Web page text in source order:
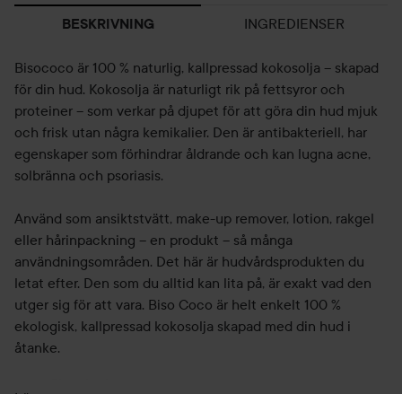
BESKRIVNING INGREDIENSER
Bisococo är 100 % naturlig, kallpressad kokosolja – skapad
för din hud. Kokosolja är naturligt rik på fettsyror och
proteiner – som verkar på djupet för att göra din hud mjuk
och frisk utan några kemikalier. Den är antibakteriell, har
egenskaper som förhindrar åldrande och kan lugna acne,
solbränna och psoriasis.
Använd som ansiktstvätt, make-up remover, lotion, rakgel
eller hårinpackning – en produkt – så många
användningsområden. Det här är hudvårdsprodukten du
letat efter. Den som du alltid kan lita på, är exakt vad den
utger sig för att vara. Biso Coco är helt enkelt 100 %
ekologisk, kallpressad kokosolja skapad med din hud i
åtanke.